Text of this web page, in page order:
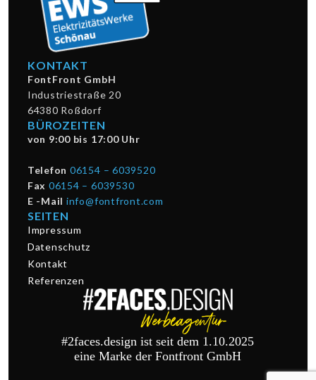
KONTAKT
FontFront GmbH
Industriestraße 20
64380 Roßdorf
BÜROZEITEN
von 9:00 bis 17:00 Uhr
Telefon 06154 – 6039520
Fax 06154 – 6039530
E -Mail info@fontfront.com
SEITEN
Impressum
Datenschutz
Kontakt
Referenzen
#2faces.design ist seit dem 1.10.2025
eine Marke der Fontfront GmbH